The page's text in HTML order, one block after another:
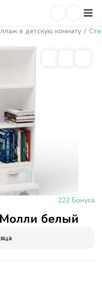
в детскую комнату /
222 Бонуса
белый